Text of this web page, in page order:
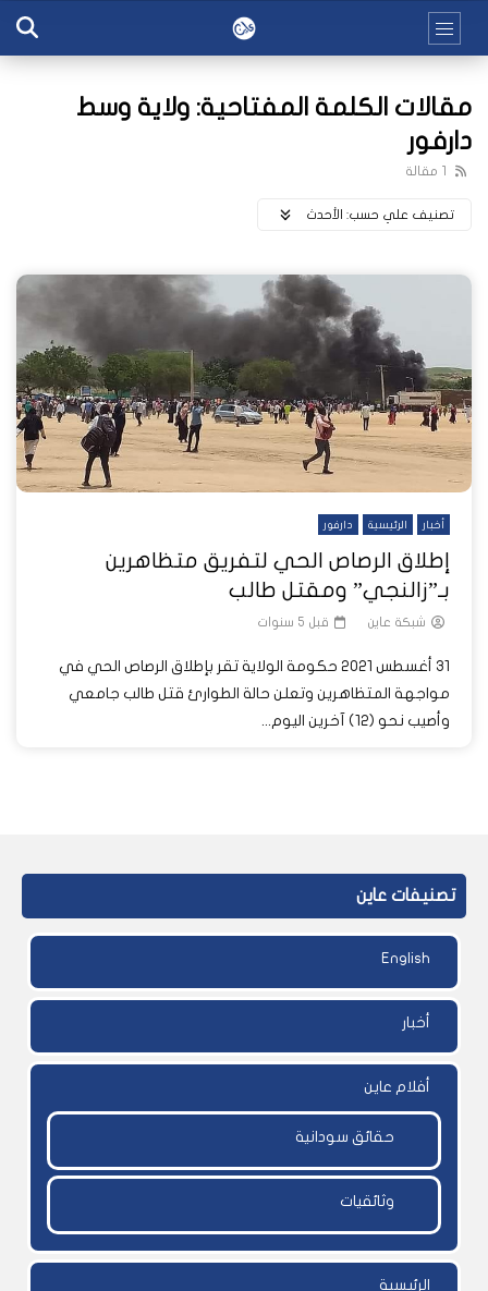
مقالات الكلمة المفتاحية: ولاية وسط
دارفور
1 مقالة
تصنيف علي حسب: اﻷحدث
أخبار الرئيسية دارفور
إطلاق الرصاص الحي لتفريق متظاهرين
بـ”زالنجي” ومقتل طالب
شبكة عاين قبل 5 سنوات
31 أغسطس 2021 حكومة الولاية تقر بإطلاق الرصاص الحي في
مواجهة المتظاهرين وتعلن حالة الطوارئ قتل طالب جامعي
وأصيب نحو (12) آخرين اليوم...
تصنيفات عاين
English
أخبار
أفلام عاين
حقائق سودانية
وثائقيات
الرئيسية